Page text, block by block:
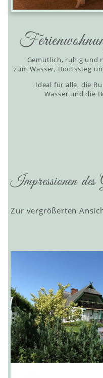
Gemütlich, ruhig und
zum Wasser, Bootssteg
Ideal für alle, die
Wasser und die
Impressionen des
Zur vergrößerten